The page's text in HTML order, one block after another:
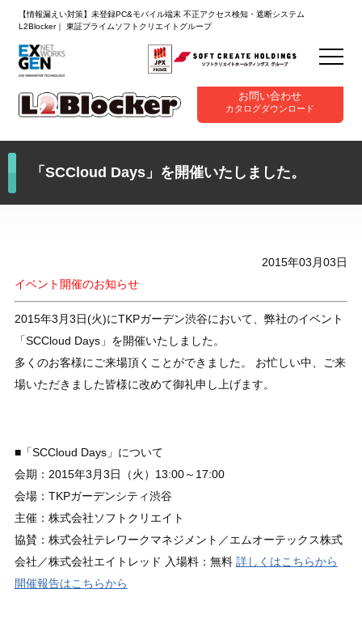
【情報漏えい対策】未登録PC&モバイル端末 不正アクセス検知・遮断システム
L2Blocker｜ 東証プライムソフトクリエイトグループ
お問い合わせ
カタログダウンロード
「SCCloud Days」を開催いたしました。
2015年03月03日
イベント開催のお知らせ
2015年3月3日(火)にTKPガーデン渋谷において、弊社のイベント
「SCCloud Days」を開催いたしました。
多くのお客様にご来場頂くことができました。 お忙しい中、ご来
場いただきました皆様に改めて御礼申し上げます。
■「SCCloud Days」について
会期：2015年3月3日（火）13:00～17:00
会場：TKPガーデンシティ渋谷
主催：株式会社ソフトクリエイト
協賛：株式会社テレワークマネジメント／エムオーテックス株式
会社／株式会社エイトレッド 入場料：無料 詳しくはこちらから
開催報告はこちらから